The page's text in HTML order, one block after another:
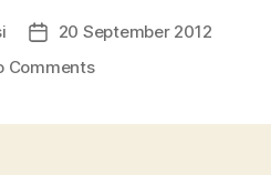
Post20 September 2012
Commentson